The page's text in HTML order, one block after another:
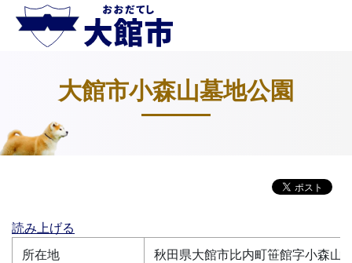
大館市小森山墓地公園
読み上げる
所在地
秋田県大館市比内町笹館字小森山